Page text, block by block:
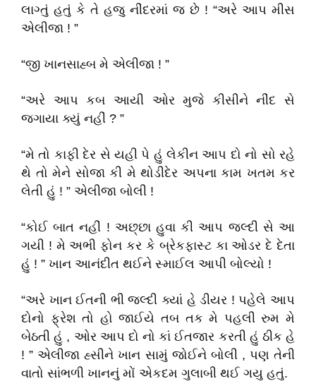
લાગ્તું હતું કે તે હજુ નીંદરમાં જ છે ! “અરે આપ મીસ
એલીજા ! ”
“જી ખાનસાહ્બ મે એલીજા ! ”
“અરે આપ કબ આયી ઓર મુજે કીસીને નીંદ સે
જગાયા ક્યું નહીં ? ”
“મે તો કાફી દેર સે યહી પે હું લેકીન આપ દો નો સો રહે
થે તો મેને સોજા કી મે થોડીદેર અપના કામ ખતમ કર
લેતી હું ! ” એલીજા બોલી !
“કોઈ બાત નહીં ! અછ્છા હુવા કી આપ જલ્દી સે આ
ગયી ! મે અભી ફોન કર કે બ્રેકફાસ્ટ કા ઓડર દે દેતા
હું ! ” ખાન આનંદીત થઈને સ્માઈલ આપી બોલ્યો !
“અરે ખાન ઈતની ભી જલ્દી ક્યાં હે ડીયર ! પહેલે આપ
દોનો ફ્રેશ તો હો જાઈયે તબ તક મે પહલી રુમ મે
બેઠતી હું , ઓર આપ દો નો કાં ઈતજાર કરતી હું ઠીક હે
! ” એલીજા હ્સીને ખાન સામું જોઈને બોલી , પણ તેની
વાતો સાંભળી ખાનનું મોં એકદમ ગુલાબી થઈ ગયુ હતું.